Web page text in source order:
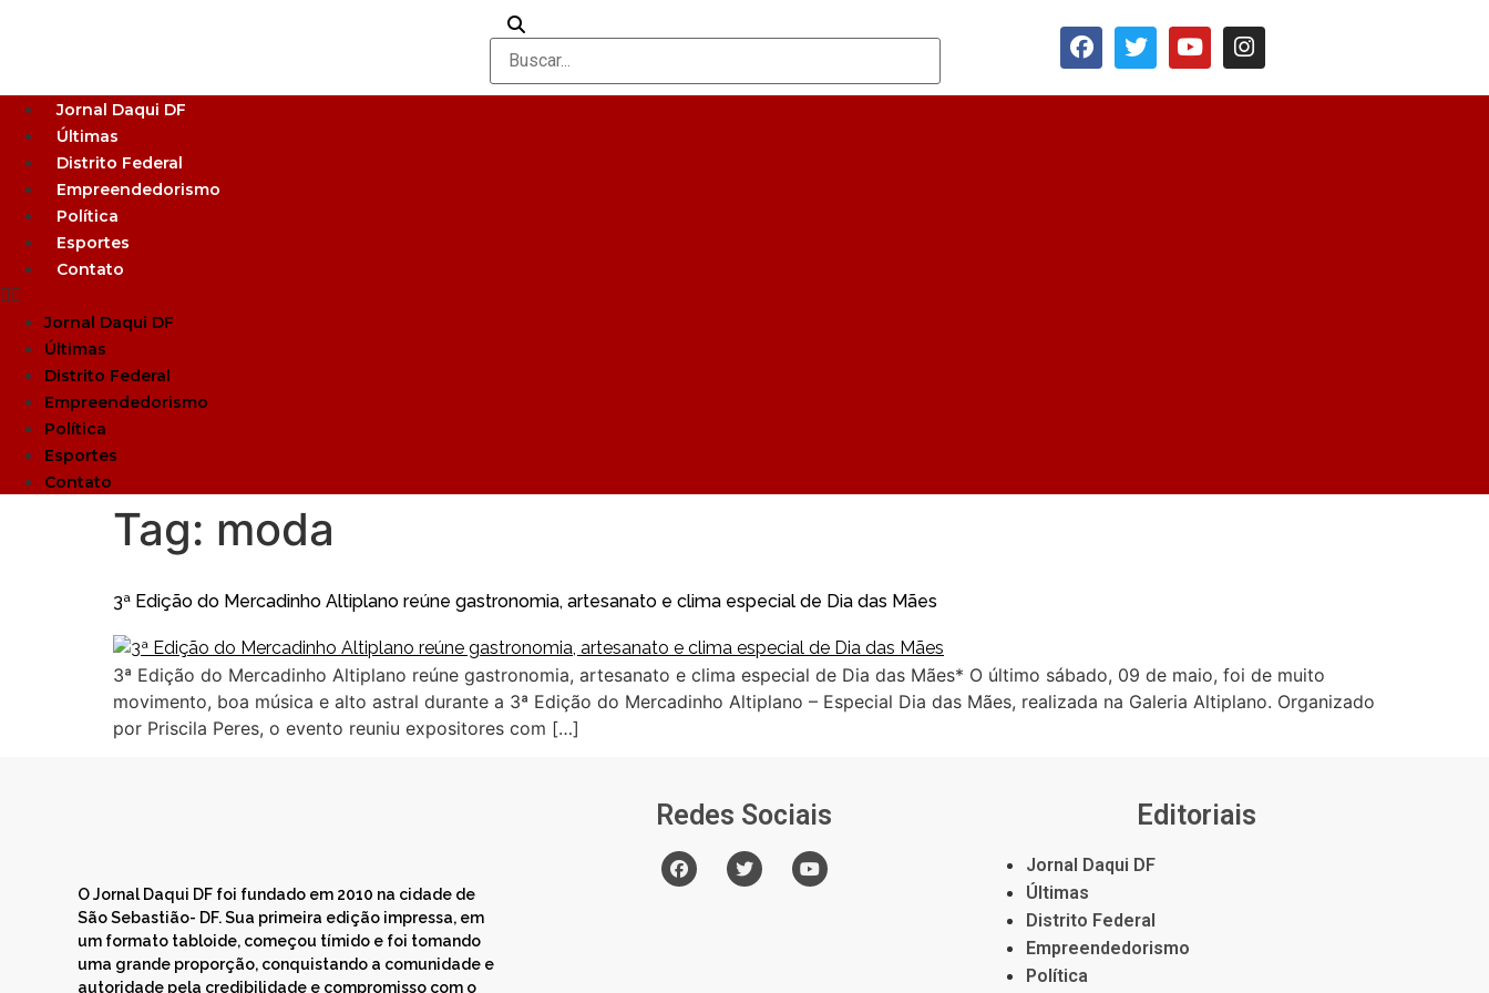
Jornal Daqui DF
Últimas
Distrito Federal
Empreendedorismo
Política
Esportes
Contato
Jornal Daqui DF
Últimas
Distrito Federal
Empreendedorismo
Política
Esportes
Contato
Tag: moda
3ª Edição do Mercadinho Altiplano reúne gastronomia, artesanato e clima especial de Dia das Mães
3ª Edição do Mercadinho Altiplano reúne gastronomia, artesanato e clima especial de Dia das Mães* O último sábado, 09 de maio, foi de muito
movimento, boa música e alto astral durante a 3ª Edição do Mercadinho Altiplano – Especial Dia das Mães, realizada na Galeria Altiplano. Organizado
por Priscila Peres, o evento reuniu expositores com […]
O Jornal Daqui DF foi fundado em 2010 na cidade de
São Sebastião- DF. Sua primeira edição impressa, em
um formato tabloide, começou tímido e foi tomando
uma grande proporção, conquistando a comunidade e
autoridade pela credibilidade e compromisso com o
Redes Sociais Editoriais
Jornal Daqui DF
Últimas
Distrito Federal
Empreendedorismo
Política